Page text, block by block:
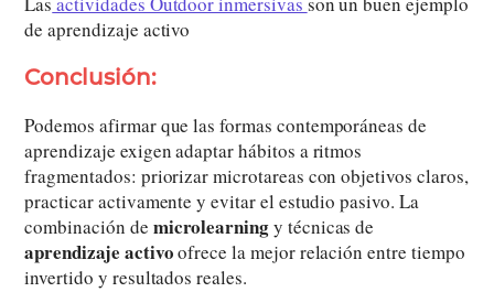
de aprendizaje activo
Conclusión:
Podemos afirmar que las formas contemporáneas de
aprendizaje exigen adaptar hábitos a ritmos
fragmentados: priorizar microtareas con objetivos claros,
practicar activamente y evitar el estudio pasivo. La
combinación de microlearningy técnicas de
aprendizaje activoofrece la mejor relación entre tiempo
invertido y resultados reales.